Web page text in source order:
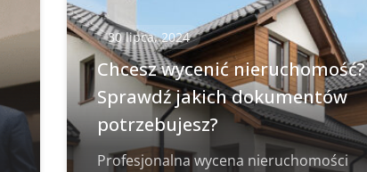
30 lipca, 2024
Chcesz wycenić nieruchomość?
Sprawdź jakich dokumentów
potrzebujesz?
Profesjonalna wycena nieruchomości